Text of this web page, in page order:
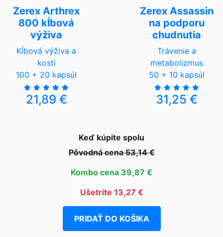
Zerex Arthrex
800 kĺbová
výživa
Kĺbová výživa a
kosti
100 + 20 kapsúl
21,89 €
Zerex Assassin
na podporu
chudnutia
Trávenie a
metabolizmus
50 + 10 kapsúl
31,25 €
Keď kúpite spolu
Pôvodná cena 53,14 €
Kombo cena 39,87 €
Ušetríte 13,27 €
PRIDAŤ DO KOŠIKA